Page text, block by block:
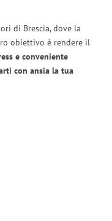
di Brescia, dove la
obiettivo è rendere il
e conveniente
con ansia la tua